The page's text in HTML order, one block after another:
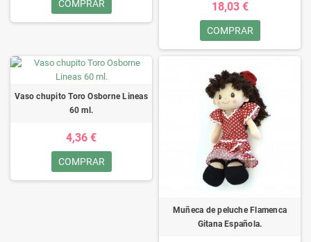
COMPRAR 18,03 €
COMPRAR
Vaso chupito Toro Osborne Lineas
60 ml.
4,36 €
COMPRAR
Muñeca de peluche Flamenca
Gitana Española.